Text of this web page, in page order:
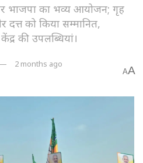
भाजपा का भव्य आयोजन; गृह
दत्त को किया सम्मानित,
की उपलब्धियां।
2 months ago
AA